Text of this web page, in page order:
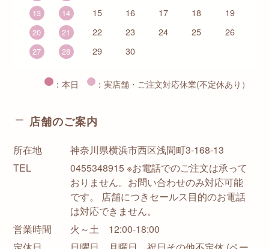
13 14 15 16 17 18 19
20 21 22 23 24 25 26
27 28 29 30
：本日 ：実店舗・ご注文対応休業(不定休あり）
店舗のご案内
所在地
神奈川県横浜市西区浅間町3-168-13
TEL
0455348915 ※お電話でのご注文は承って
おりません。お問い合わせのみ対応可能
です。 店舗につきセールス目的のお電話
は対応できません。
営業時間
火～土 12:00-18:00